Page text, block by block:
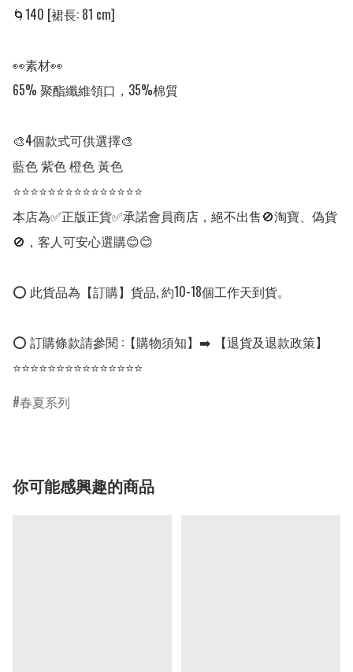
🌀140 [裙長: 81 cm]
👀素材👀
65% 聚酯纖維領口，35%棉質
🎨4個款式可供選擇🎨
藍色 紫色 橙色 黃色
⭐⭐⭐⭐⭐⭐⭐⭐⭐⭐⭐⭐⭐⭐⭐
本店為✅正版正貨✅承諾會員商店，絕不出售🚫淘寶、偽貨
🚫，客人可安心選購😊😊
⭕ 此貨品為【訂購】貨品, 約10-18個工作天到貨。
⭕ 訂購條款請參閱 :【購物須知】➡️ 【退貨及退款政策】
⭐⭐⭐⭐⭐⭐⭐⭐⭐⭐⭐⭐⭐⭐⭐
春夏系列
你可能感興趣的商品